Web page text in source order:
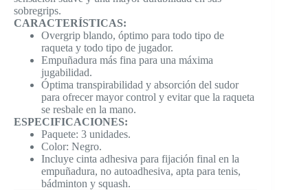
sobregrips.
CARACTERÍSTICAS:
Overgrip blando, óptimo para todo tipo de
raqueta y todo tipo de jugador.
Empuñadura más fina para una máxima
jugabilidad.
Óptima transpirabilidad y absorción del sudor
para ofrecer mayor control y evitar que la raqueta
se resbale en la mano.
ESPECIFICACIONES:
Paquete: 3 unidades.
Color: Negro.
Incluye cinta adhesiva para fijación final en la
empuñadura, no autoadhesiva, apta para tenis,
bádminton y squash.